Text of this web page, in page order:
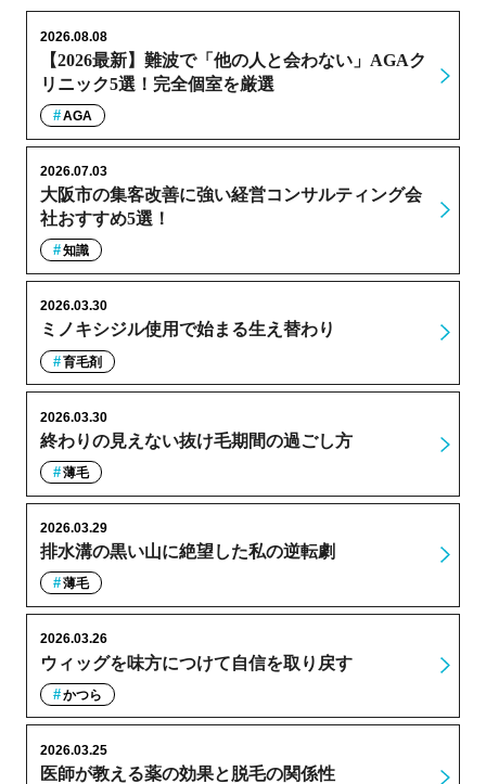
【2026最新】難波で「他の人と会わない」AGAク
リニック5選！完全個室を厳選
2026.08.08
AGA
大阪市の集客改善に強い経営コンサルティング会
社おすすめ5選！
2026.07.03
知識
ミノキシジル使用で始まる生え替わり
2026.03.30
育毛剤
終わりの見えない抜け毛期間の過ごし方
2026.03.30
薄毛
排水溝の黒い山に絶望した私の逆転劇
2026.03.29
薄毛
ウィッグを味方につけて自信を取り戻す
2026.03.26
かつら
医師が教える薬の効果と脱毛の関係性
2026.03.25